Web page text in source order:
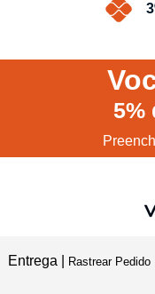
5%
Entrega | Rastrear Pedido